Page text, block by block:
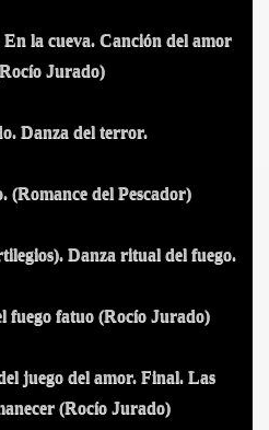
la cueva. Canción del amor
Jurado)
Danza del terror.
del Pescador)
Danza ritual del fuego.
fuego fatuo (Rocío Jurado)
juego del amor. Final. Las
(Rocío Jurado)